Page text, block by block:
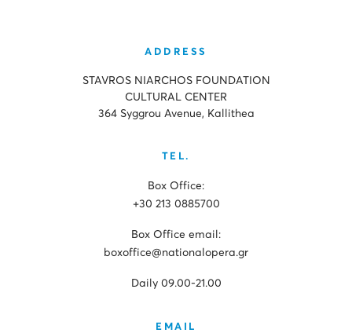
ADDRESS
STAVROS NIARCHOS FOUNDATION
CULTURAL CENTER
364 Syggrou Avenue, Kallithea
TEL.
Box Office:
+30 213 0885700
Box Office email:
boxoffice@nationalopera.gr
Daily 09.00-21.00
EMAIL